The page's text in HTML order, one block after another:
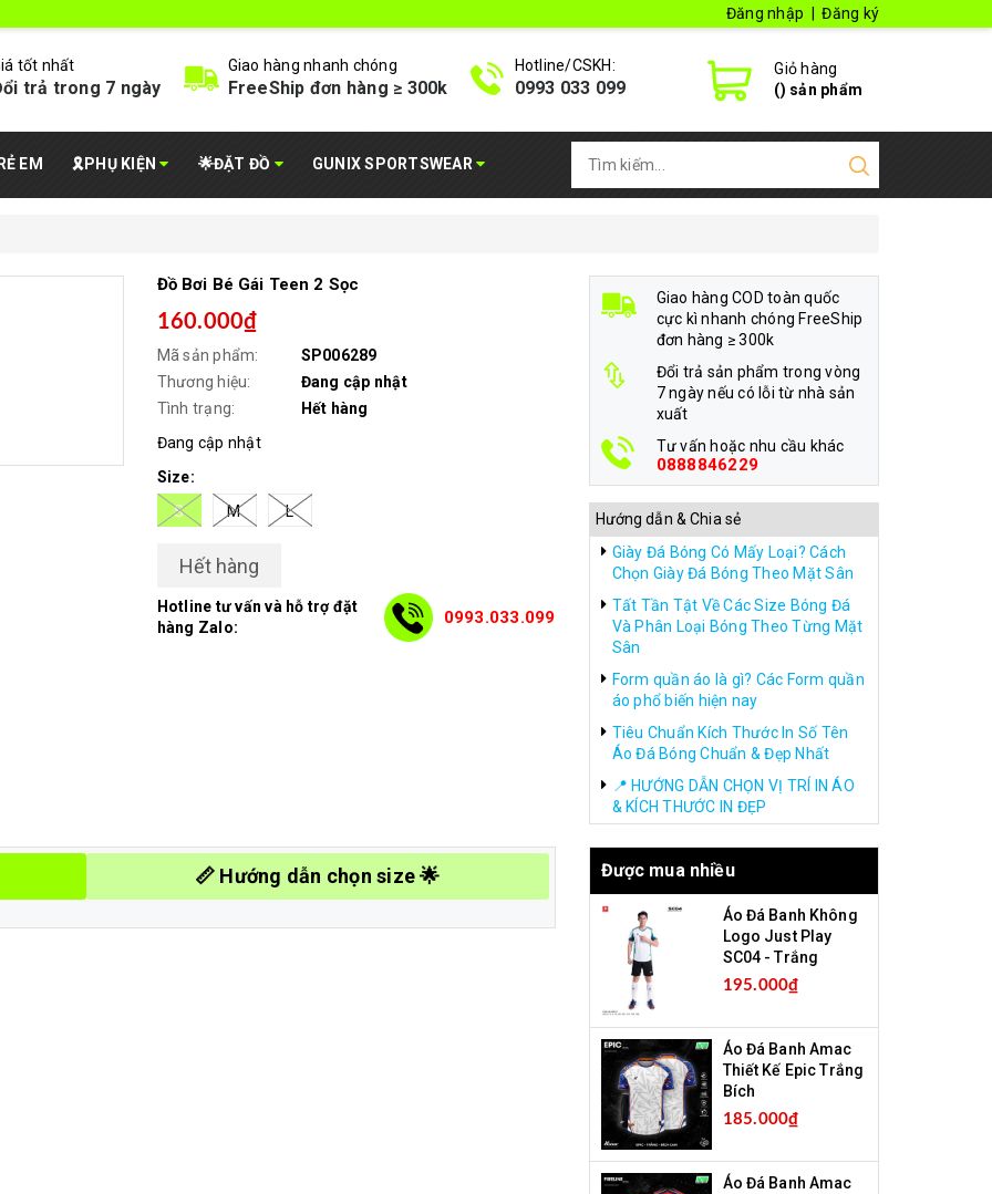
Đăng nhập Đăng ký
tốt nhất
trả trong 7 ngày
Giao hàng nhanh chóng
FreeShip đơn hàng ≥ 300k
Hotline/CSKH:
0993 033 099
Giỏ hàng
() sản phẩm
EM 🎗️PHỤ KIỆN 🌟ĐẶT ĐỒ GUNIX SPORTSWEAR
Đồ Bơi Bé Gái Teen 2 Sọc
160.000₫
Mã sản phẩm:
SP006289
Thương hiệu:
Đang cập nhật
Tình trạng:
Hết hàng
Đang cập nhật
Size:
S
M L
Hết hàng
Hotline tư vấn và hỗ trợ đặt
hàng Zalo:
0993.033.099
Giao hàng COD toàn quốc
cực kì nhanh chóng FreeShip
đơn hàng ≥ 300k
Đổi trả sản phẩm trong vòng
7 ngày nếu có lỗi từ nhà sản
xuất
Tư vấn hoặc nhu cầu khác
0888846229
Hướng dẫn & Chia sẻ
Giày Đá Bóng Có Mấy Loại? Cách
Chọn Giày Đá Bóng Theo Mặt Sân
Tất Tần Tật Về Các Size Bóng Đá
Và Phân Loại Bóng Theo Từng Mặt
Sân
Form quần áo là gì? Các Form quần
áo phổ biến hiện nay
Tiêu Chuẩn Kích Thước In Số Tên
Áo Đá Bóng Chuẩn & Đẹp Nhất
📍 HƯỚNG DẪN CHỌN VỊ TRÍ IN ÁO
& KÍCH THƯỚC IN ĐẸP
📏 Hướng dẫn chọn size 🌟 Được mua nhiều
Áo Đá Banh Không
Logo Just Play
SC04 - Trắng
195.000₫
Áo Đá Banh Amac
Thiết Kế Epic Trắng
Bích
185.000₫
Áo Đá Banh Amac